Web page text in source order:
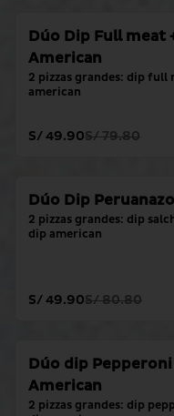
Dúo Dip Full meat
American
2 pizzas grandes: dip full
american
S/ 49.90S/ 79.80
Dúo Dip Peruanazo
2 pizzas grandes: dip
dip american
S/ 49.90S/ 80.80
Dúo dip Pepperoni
American
2 pizzas grandes: dip